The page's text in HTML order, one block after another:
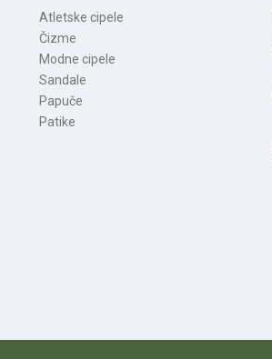
Atletske cipele
Čizme
Modne cipele
Sandale
Papuče
Patike